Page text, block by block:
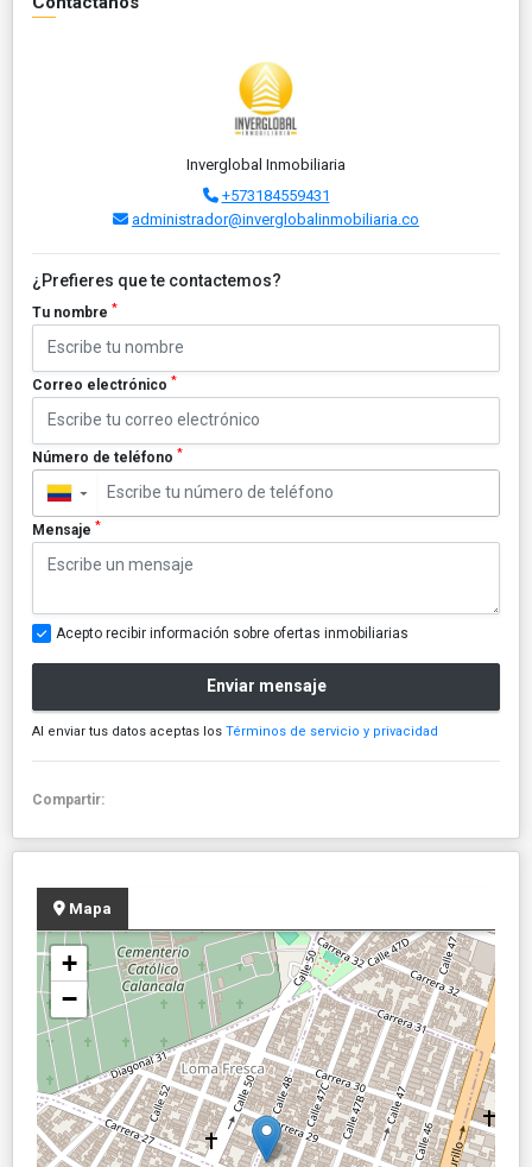
Inverglobal Inmobiliaria
+573184559431
administrador@inverglobalinmobiliaria.co
¿Prefieres que te contactemos?
Tu nombre *
Correo electrónico *
Número de teléfono *
▼
Mensaje *
Acepto recibir información sobre ofertas inmobiliarias
Enviar mensaje
Al enviar tus datos aceptas los Términos de servicio y privacidad
Compartir:
Mapa
+
−